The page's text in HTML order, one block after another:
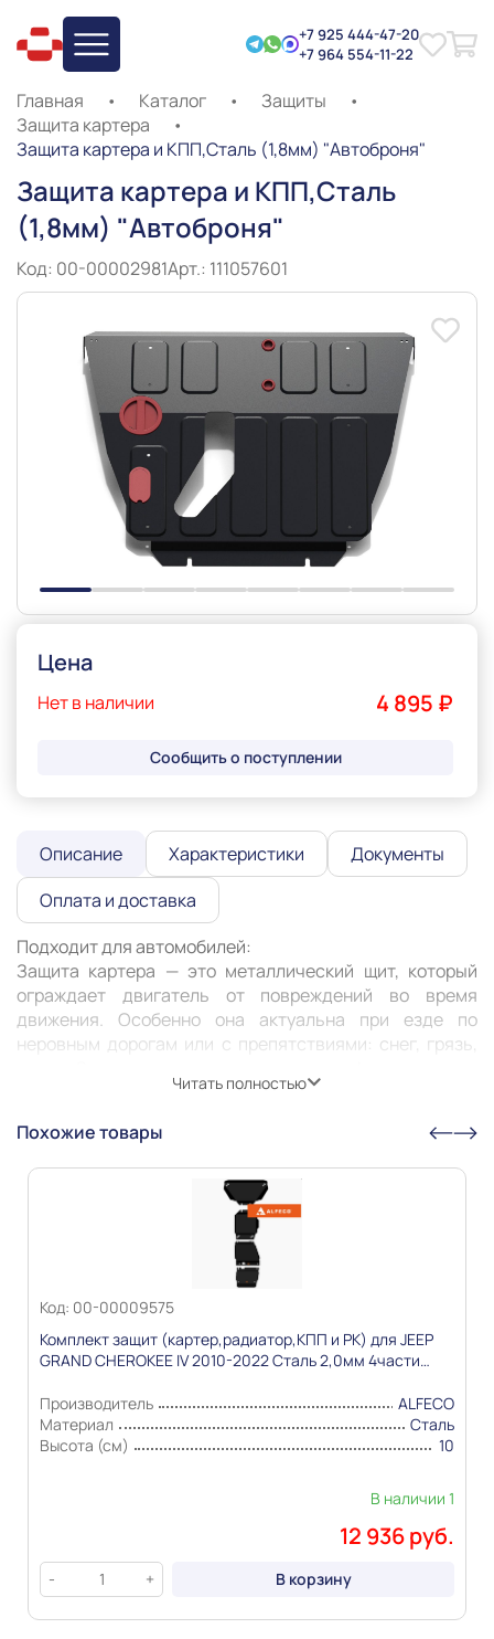
+7 925 444-47-20
+7 964 554-11-22
Главная • Каталог • Защиты
•
Защита картера
•
Защита картера и КПП,Сталь (1,8мм) "Автоброня"
Защита картера и КПП,Сталь
(1,8мм) "Автоброня"
Код: 00-00002981Арт.: 111057601
Slide 1 of 8
Цена
Нет в наличии 4 895 ₽
Сообщить о поступлении
Описание Характеристики
Документы
Оплата и доставка
Подходит для автомобилей:
Защита картера — это металлический щит, который
ограждает двигатель от повреждений во время
движения. Особенно она актуальна при езде по
неровным дорогам или с препятствиями: снег, грязь,
пробитие картера, продлить его жизнь и жизнь
Информация о технических характеристиках,
комплекте поставки, стране изготовления, внешнем
виде и цвете товара носит справочный характер и
основывается на последних доступных к моменту
Читать полностью
Похожие товары
Код: 00-00009575
Комплект защит (картер,радиатор,КПП и РК) для JEEP
GRAND CHEROKEE IV 2010-2022 Сталь 2,0мм 4части
Производитель
ALFECO
Материал
Сталь
Высота (см)
10
В наличии 1
12 936 руб.
- + В корзину